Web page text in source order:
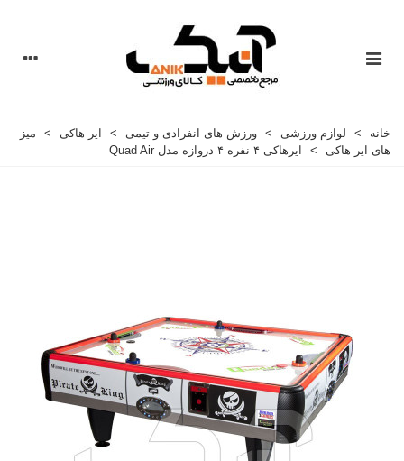
خانه > لوازم ورزشی > ورزش های انفرادی و تیمی > ایر هاکی >
میز
های ایر هاکی
> ایرهاکی ۴ نفره ۴ دروازه مدل Quad Air